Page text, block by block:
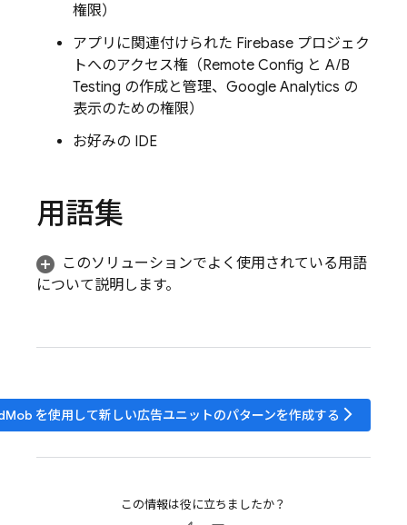
権限）
アプリに関連付けられた Firebase プロジェク
トへのアクセス権（Remote Config と A/B
Testing の作成と管理、 Google Analytics の
表示のための権限）
お好みの IDE
用語集
このソリューションでよく使用されている用語
について説明します。
を使用して新しい広告ユニットのパターンを作成する arrow_forward_ios
この情報は役に立ちましたか？